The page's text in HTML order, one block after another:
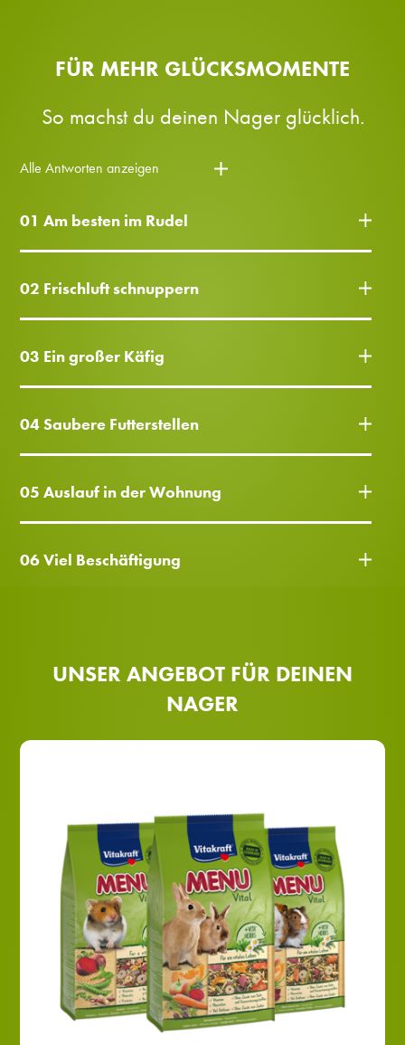
FÜR MEHR GLÜCKSMOMENTE
So machst du deinen Nager glücklich.
Alle Antworten anzeigen
01 Am besten im Rudel
02 Frischluft schnuppern
03 Ein großer Käfig
04 Saubere Futterstellen
05 Auslauf in der Wohnung
06 Viel Beschäftigung
UNSER ANGEBOT FÜR DEINEN
NAGER